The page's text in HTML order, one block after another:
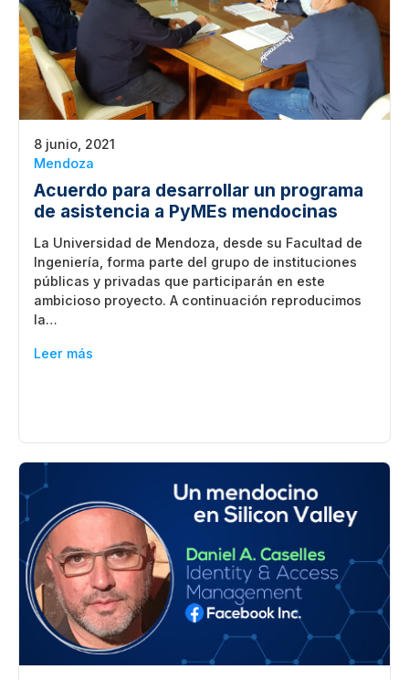
8 junio, 2021
Mendoza
Acuerdo para desarrollar un programa
de asistencia a PyMEs mendocinas
La Universidad de Mendoza, desde su Facultad de
Ingeniería, forma parte del grupo de instituciones
públicas y privadas que participarán en este
ambicioso proyecto. A continuación reproducimos
la…
Leer más